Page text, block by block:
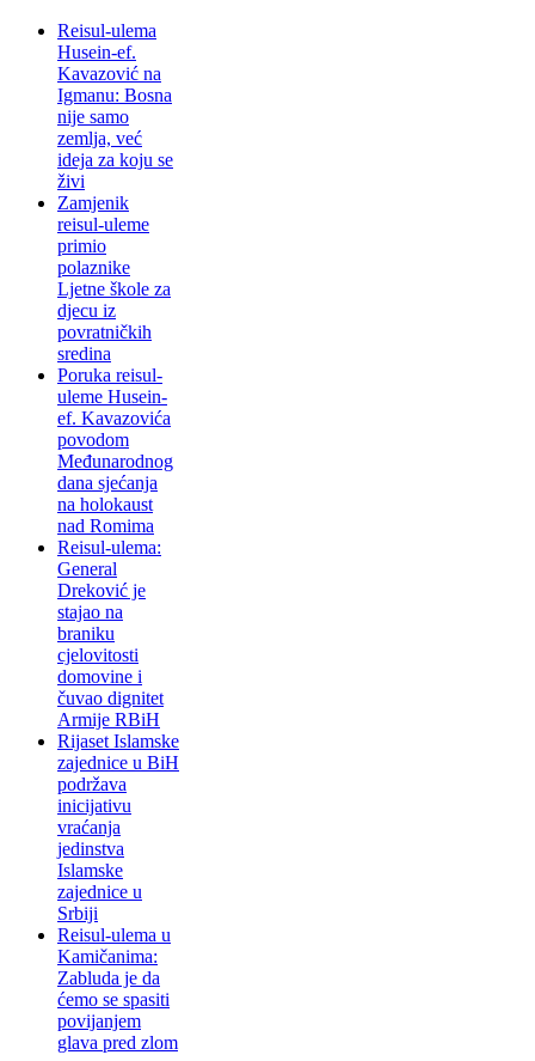
Reisul-ulema
Husein-ef.
Kavazović na
Igmanu: Bosna
nije samo
zemlja, već
ideja za koju se
živi
Zamjenik
reisul-uleme
primio
polaznike
Ljetne škole za
djecu iz
povratničkih
sredina
Poruka reisul-
uleme Husein-
ef. Kavazovića
povodom
Međunarodnog
dana sjećanja
na holokaust
nad Romima
Reisul-ulema:
General
Dreković je
stajao na
braniku
cjelovitosti
domovine i
čuvao dignitet
Armije RBiH
Rijaset Islamske
zajednice u BiH
podržava
inicijativu
vraćanja
jedinstva
Islamske
zajednice u
Srbiji
Reisul-ulema u
Kamičanima:
Zabluda je da
ćemo se spasiti
povijanjem
glava pred zlom